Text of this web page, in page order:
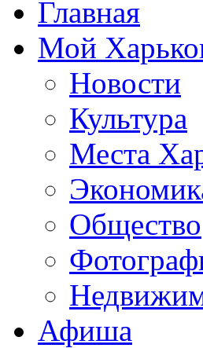
Главная
Мой
Новости
Культура
Места
Общество
Афиша